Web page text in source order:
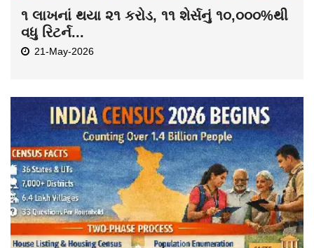
૧ લાખનાં થયા ૨૧ કરોડ, ૧૧ શેર્સનું ૧૦,૦૦૦%થી
વધુ રિટર્ન...
21-May-2026